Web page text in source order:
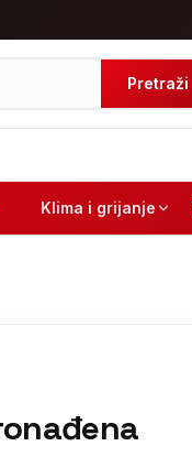
Pretraži
Klima i grijanje